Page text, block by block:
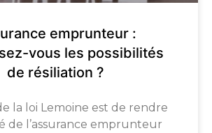
emprunteur :
vous les possibilités
de résiliation ?
la loi Lemoine est de rendre
de l’assurance emprunteur